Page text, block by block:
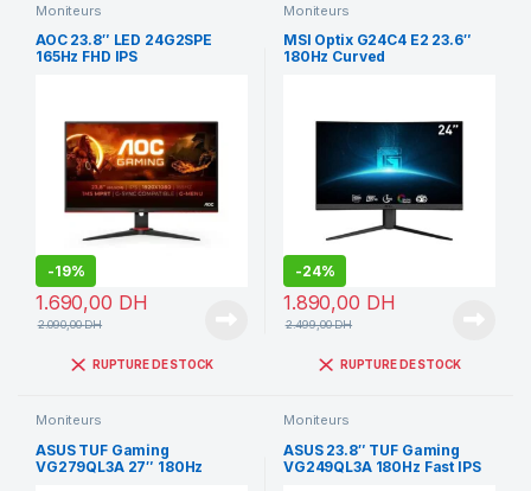
Moniteurs
AOC 23.8″ LED 24G2SPE
165Hz FHD IPS
-19%
1.690,00 DH
2.090,00DH
RUPTURE DE STOCK
Moniteurs
MSI Optix G24C4 E2 23.6″
180Hz Curved
-24%
1.890,00 DH
2.499,00DH
RUPTURE DE STOCK
Moniteurs
ASUS TUF Gaming
VG279QL3A 27″ 180Hz
Moniteurs
ASUS 23.8″ TUF Gaming
VG249QL3A 180Hz Fast IPS